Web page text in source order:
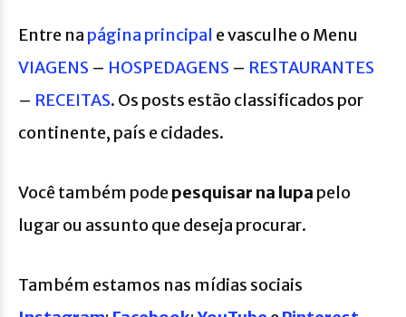
Entre na página principal e vasculhe o Menu
VIAGENS – HOSPEDAGENS – RESTAURANTES
– RECEITAS. Os posts estão classificados por
continente, país e cidades.
Você também podepesquisar na lupa pelo
lugar ou assunto que deseja procurar.
Também estamos nas mídias sociais